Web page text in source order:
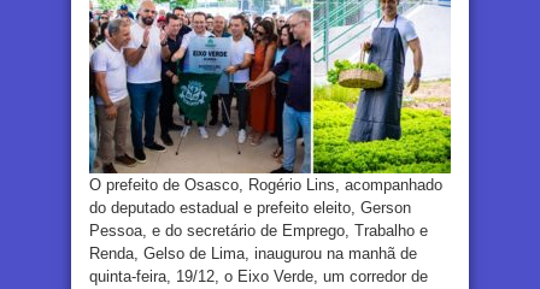
O prefeito de Osasco, Rogério Lins, acompanhado
do deputado estadual e prefeito eleito, Gerson
Pessoa, e do secretário de Emprego, Trabalho e
Renda, Gelso de Lima, inaugurou na manhã de
quinta-feira, 19/12, o Eixo Verde, um corredor de